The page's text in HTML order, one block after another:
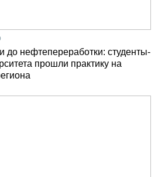
до нефтепереработки: студенты-
прошли практику на